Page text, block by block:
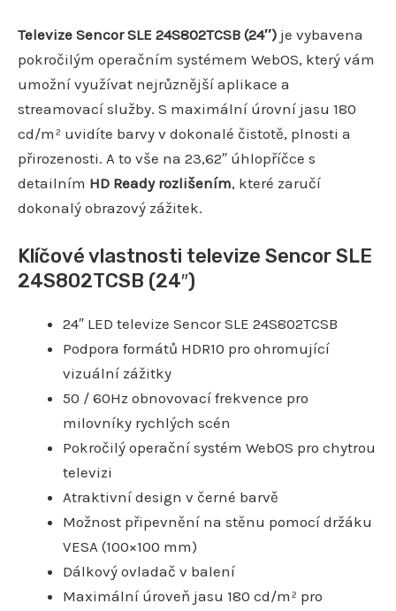
Televize Sencor SLE 24S802TCSB (24″) je vybavena
pokročilým operačním systémem WebOS, který vám
umožní využívat nejrůznější aplikace a
streamovací služby. S maximální úrovní jasu 180
cd/m² uvidíte barvy v dokonalé čistotě, plnosti a
přirozenosti. A to vše na 23,62″ úhlopříčce s
detailním HD Ready rozlišením, které zaručí
dokonalý obrazový zážitek.
Klíčové vlastnosti televize Sencor SLE
24S802TCSB (24″)
24″ LED televize Sencor SLE 24S802TCSB
Podpora formátů HDR10 pro ohromující
vizuální zážitky
50 / 60Hz obnovovací frekvence pro
milovníky rychlých scén
Pokročilý operační systém WebOS pro chytrou
televizi
Atraktivní design v černé barvě
Možnost připevnění na stěnu pomocí držáku
VESA (100×100 mm)
Dálkový ovladač v balení
Maximální úroveň jasu 180 cd/m² pro